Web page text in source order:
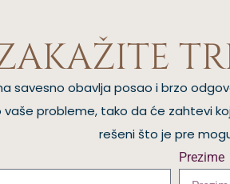
savesno obavlja posao i brzo
probleme, tako da će zahtevi
rešeni što je pre
Prezime